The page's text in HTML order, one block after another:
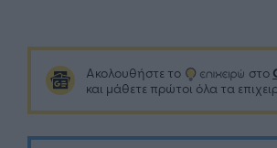
Ακολουθήστε το στο
και μάθετε πρώτοι όλα τα